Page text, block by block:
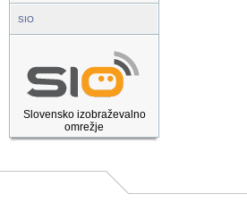
SIO
Slovensko izobraževalno
omrežje